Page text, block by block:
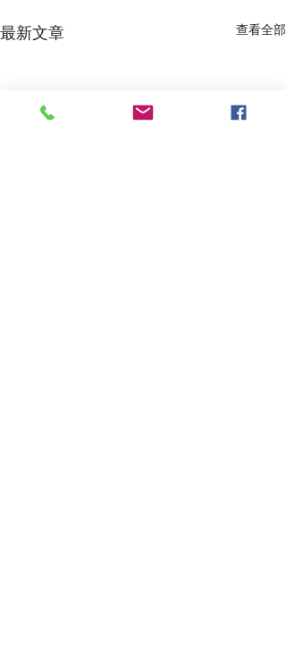
最新文章 查看全部